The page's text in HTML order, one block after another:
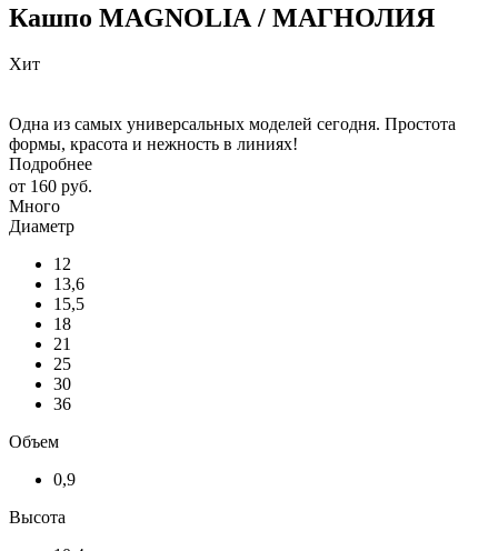
Кашпо MAGNOLIА / МАГНОЛИЯ
Хит
Одна из самых универсальных моделей сегодня. Простота
формы, красота и нежность в линиях!
Подробнее
от 160 руб.
Много
Диаметр
12
13,6
15,5
18
21
25
30
36
Объем
0,9
Высота